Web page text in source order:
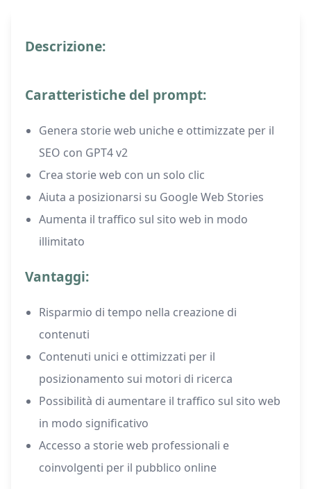
Descrizione:
Caratteristiche del prompt:
Genera storie web uniche e ottimizzate per il
SEO con GPT4 v2
Crea storie web con un solo clic
Aiuta a posizionarsi su Google Web Stories
Aumenta il traffico sul sito web in modo
illimitato
Vantaggi:
Risparmio di tempo nella creazione di
contenuti
Contenuti unici e ottimizzati per il
posizionamento sui motori di ricerca
Possibilità di aumentare il traffico sul sito web
in modo significativo
Accesso a storie web professionali e
coinvolgenti per il pubblico online